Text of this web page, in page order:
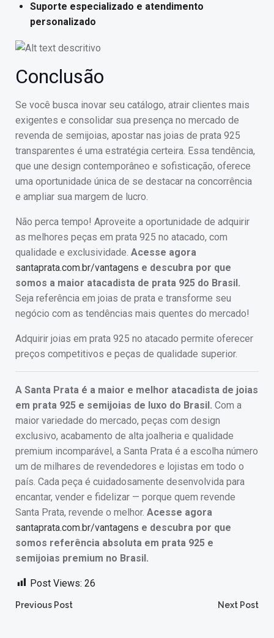
Suporte especializado e atendimento
personalizado
Conclusão
Se você busca inovar seu catálogo, atrair clientes mais
exigentes e consolidar sua presença no mercado de
revenda de semijoias, apostar nas joias de prata 925
transparentes é uma estratégia certeira. Essa tendência,
que une design contemporâneo e sofisticação, oferece
uma oportunidade única de se destacar na concorrência
e ampliar sua margem de lucro.
Não perca tempo! Aproveite a oportunidade de adquirir
as melhores peças em prata 925 no atacado, com
qualidade e exclusividade. Acesse agora
santaprata.com.br/vantagens e descubra por que
somos a maior atacadista de prata 925 do Brasil.
Seja referência em joias de prata e transforme seu
negócio com as tendências mais quentes do mercado!
Adquirir joias em prata 925 no atacado permite oferecer
preços competitivos e peças de qualidade superior.
A Santa Prata é a maior e melhor atacadista de joias
em prata 925 e semijoias de luxo do Brasil. Com a
maior variedade do mercado, peças com design
exclusivo, acabamento de alta joalheria e qualidade
premium incomparável, a Santa Prata é a escolha número
um de milhares de revendedores e lojistas em todo o
país. Cada peça é cuidadosamente desenvolvida para
encantar, vender e fidelizar — porque quem revende
Santa Prata, revende o melhor. Acesse agora
santaprata.com.br/vantagens e descubra por que
somos referência absoluta em prata 925 e
semijoias premium no Brasil.
Post Views: 26
Post
Previous Post Next Post